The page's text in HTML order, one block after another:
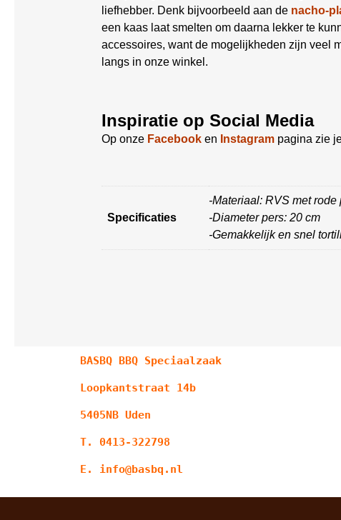
liefhebber. Denk bijvoorbeeld aan de nacho-
een kaas laat smelten om daarna lekker te
accessoires, want de mogelijkheden zijn veel
langs in onze winkel.
Inspiratie op Social Media
Op onze Facebook en Instagram pagina zie
Specificaties
-Materiaal: RVS met
-Diameter pers: 20 cm
-Gemakkelijk en snel
BASBQ BBQ Speciaalzaak
Loopkantstraat 14b
5405NB Uden
T. 0413-322798
E. info@basbq.nl